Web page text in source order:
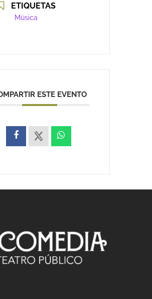
ETIQUETAS
Música
ESTE EVENTO